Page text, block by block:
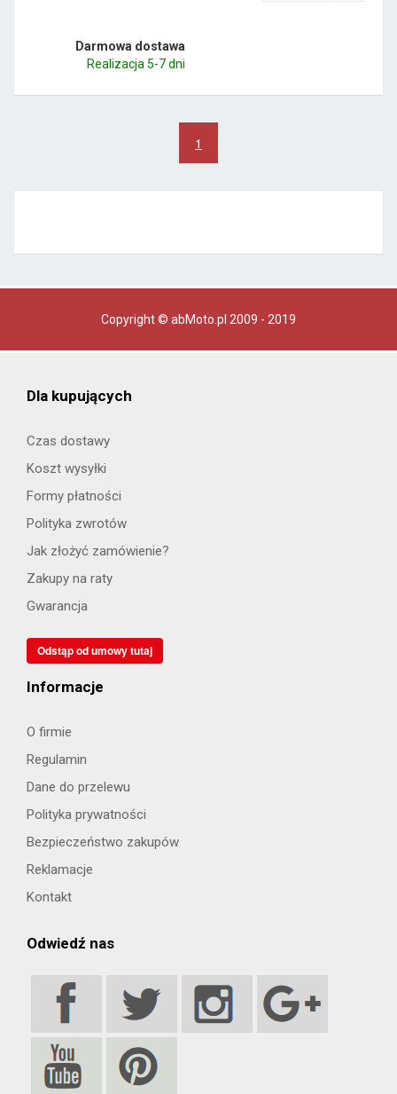
Darmowa dostawa
Realizacja 5-7 dni
1
Copyright © abMoto.pl 2009 - 2019
Dla kupujących
Czas dostawy
Koszt wysyłki
Formy płatności
Polityka zwrotów
Jak złożyć zamówienie?
Zakupy na raty
Gwarancja
Odstąp od umowy tutaj
Informacje
O firmie
Regulamin
Dane do przelewu
Polityka prywatności
Bezpieczeństwo zakupów
Reklamacje
Kontakt
Odwiedź nas